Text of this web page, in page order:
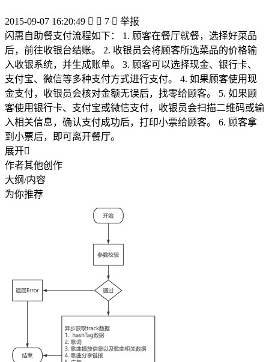
2015-09-07 16:20:49   7  举报
闪惠自助餐支付流程如下： 1. 顾客在餐厅就餐，选择好菜品
后，前往收银台结账。 2. 收银员会将顾客所选菜品的价格输
入收银系统，并生成账单。 3. 顾客可以选择现金、银行卡、
支付宝、微信等多种支付方式进行支付。 4. 如果顾客使用现
金支付，收银员会核对金额无误后，找零给顾客。 5. 如果顾
客使用银行卡、支付宝或微信支付，收银员会扫描二维码或输
入相关信息，确认支付成功后，打印小票给顾客。 6. 顾客拿
到小票后，即可离开餐厅。
展开
作者其他创作
大纲/内容
为你推荐